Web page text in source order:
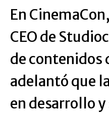
En
CEO de
de contenidos
adelantó que
en desarrollo y